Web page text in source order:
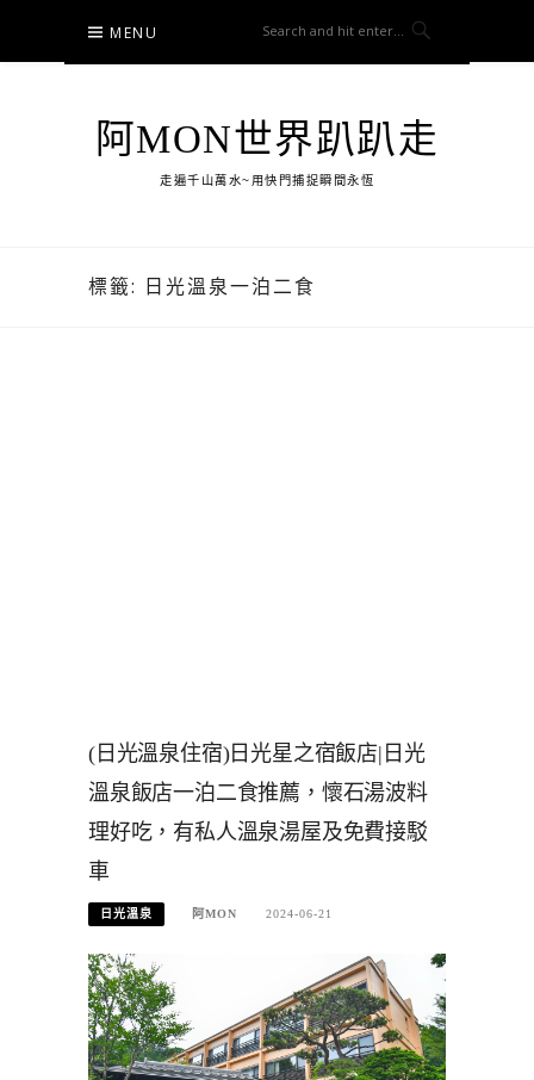
content
MENU
阿MON世界趴趴走
走遍千山萬水~用快門捕捉瞬間永恆
標籤: 日光溫泉一泊二食
(日光溫泉住宿)日光星之宿飯店|日光
溫泉飯店一泊二食推薦，懷石湯波料
理好吃，有私人溫泉湯屋及免費接駁
車
日光溫泉 阿MON 2024-06-21